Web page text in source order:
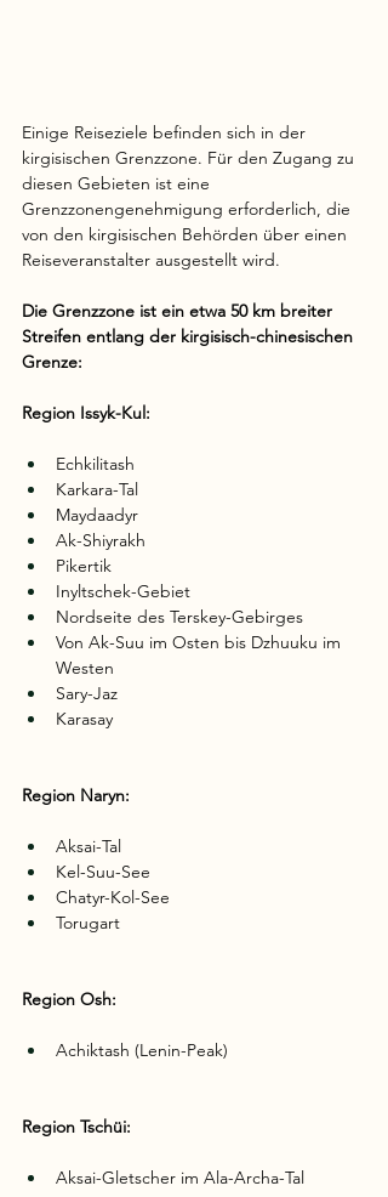
Einige Reiseziele befinden sich in der
kirgisischen Grenzzone. Für den Zugang zu
diesen Gebieten ist eine
Grenzzonengenehmigung erforderlich, die
von den kirgisischen Behörden über einen
Reiseveranstalter ausgestellt wird.
Die Grenzzone ist ein etwa 50 km breiter
Streifen entlang der kirgisisch-chinesischen
Grenze:
Region Issyk-Kul:
Echkilitash
Karkara-Tal
Maydaadyr
Ak-Shiyrakh
Pikertik
Inyltschek-Gebiet
Nordseite des Terskey-Gebirges
Von Ak-Suu im Osten bis Dzhuuku im
Westen
Sary-Jaz
Karasay
Region Naryn:
Aksai-Tal
Kel-Suu-See
Chatyr-Kol-See
Torugart
Region Osh:
Achiktash (Lenin-Peak)
Region Tschüi:
Aksai-Gletscher im Ala-Archa-Tal